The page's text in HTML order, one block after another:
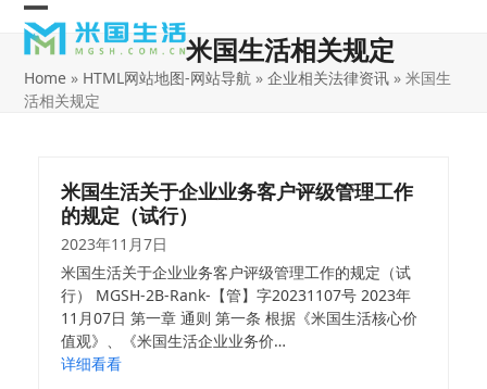
Skip
content
Open
mobile
menu
Close
mobile
menu
米国生活相关规定
Home » HTML网站地图-网站导航 »企业相关法律资讯 »米国生
活相关规定
米国生活关于企业业务客户评级管理工作
的规定（试行）
2023年11月7日
米国生活关于企业业务客户评级管理工作的规定（试
行） MGSH-2B-Rank-【管】字20231107号 2023年
11月07日 第一章 通则 第一条 根据《米国生活核心价
值观》、《米国生活企业业务价…
详细看看